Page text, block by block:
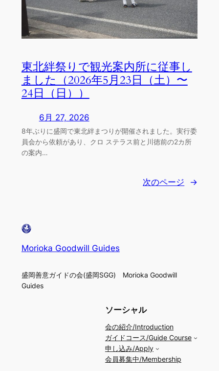
東北絆祭りで観光案内所に従事し
ました（2026年5月23日（土）〜
24日（日））
6月 27, 2026
8年ぶりに盛岡で東北絆まつりが開催されました。実行委
員会から依頼があり、クロ ステラス前と川徳前の2カ所
の案内…
次のページ →
Morioka Goodwill Guides
盛岡善意ガイドの会(盛岡SGG) Morioka Goodwill
Guides
ソーシャル
会の紹介/Introduction
ガイドコース/Guide Course
申し込み/Apply
会員募集中/Membership